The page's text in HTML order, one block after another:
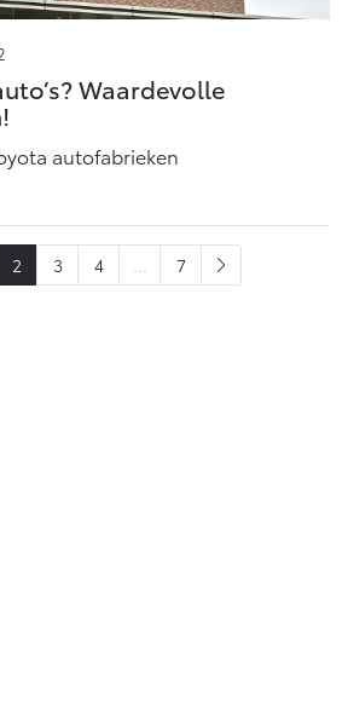
Waardevolle
autofabrieken
2 3 4 ... 7